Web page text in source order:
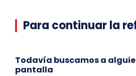
Para continuar la
Todavía buscamos a
pantalla